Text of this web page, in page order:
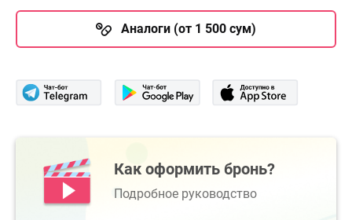
Аналоги (от 1 500 сум)
Как оформить бронь?
Подробное руководство